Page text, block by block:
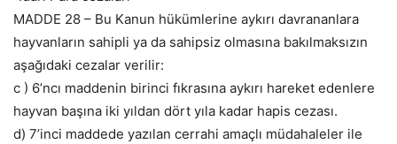
MADDE 28 – Bu Kanun hükümlerine aykırı davrananlara
hayvanların sahipli ya da sahipsiz olmasına bakılmaksızın
aşağıdaki cezalar verilir:
c ) 6’ncı maddenin birinci fıkrasına aykırı hareket edenlere
hayvan başına iki yıldan dört yıla kadar hapis cezası.
d) 7’inci maddede yazılan cerrahi amaçlı müdahaleler ile